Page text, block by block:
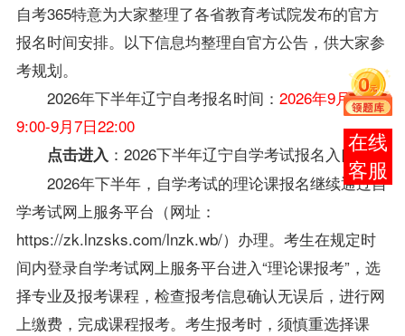
自考365特意为大家整理了各省教育考试院发布的官方
报名时间安排。以下信息均整理自官方公告，供大家参
考规划。
2026年下半年辽宁自考报名时间： 2026年9月1日
9:00-9月7日22:00
点击进入 ： 2026下半年辽宁自学考试报名入口
2026年下半年，自学考试的理论课报名继续通过自
学考试网上服务平台（网址：
https://zk.lnzsks.com/lnzk.wb/）办理。考生在规定时
间内登录自学考试网上服务平台进入“理论课报考”，选
择专业及报考课程，检查报考信息确认无误后，进行网
上缴费，完成课程报考。考生报考时，须慎重选择课
在线
客服